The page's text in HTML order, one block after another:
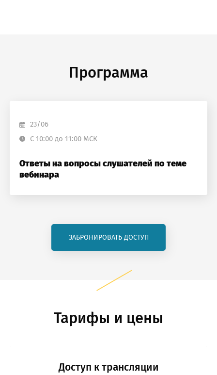
Программа
23/06
С 10:00 до 11:00 МСК
Ответы на вопросы слушателей по теме
вебинара
ЗАБРОНИРОВАТЬ ДОСТУП
Тарифы и цены
Доступ к трансляции
Оставить заявку
проблемы
с сайтом или
заметили ошибку?
на вебинар
₽
₽
бесплатно
Оставить заявку